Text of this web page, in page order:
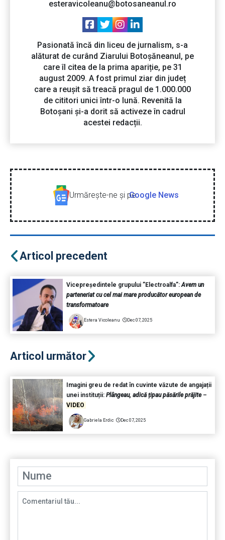
esteravicoleanu@botosaneanul.ro
Pasionată încă din liceu de jurnalism, s-a
alăturat de curând Ziarului Botoșăneanul, pe
care îl citea de la prima apariție, pe 31
august 2009. A fost primul ziar din județ
care a reușit să treacă pragul de 1.000.000
de cititori unici într-o lună. Revenită la
Botoșani și-a dorit să activeze în cadrul
acestei redacții.
Urmăreşte-ne şi peGoogle News
Articol precedent
Vicepreședintele grupului ”Electroalfa”: Avem un
parteneriat cu cel mai mare producător european de
transformatoare
Estera Vicoleanu Dec 07, 2025
Articol următor
Imagini greu de redat în cuvinte văzute de angajații
unei instituții: Plângeau, adică țipau păsările prăjite–
VIDEO
Gabriela Erdic Dec 07, 2025